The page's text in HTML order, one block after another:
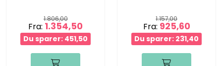
1.806,00
Fra: 1.354,50
Du sparer: 451,50
1.157,00
Fra: 925,60
Du sparer: 231,40